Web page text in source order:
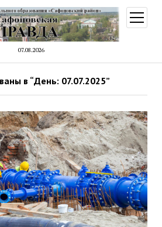
07.08.2026
меню
в “День: 07.07.2025”